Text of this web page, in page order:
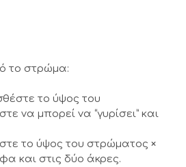
το στρώμα:
το ύψος του
να μπορεί να “γυρίσει” και
το ύψος του στρώματος ×
και στις δύο άκρες.